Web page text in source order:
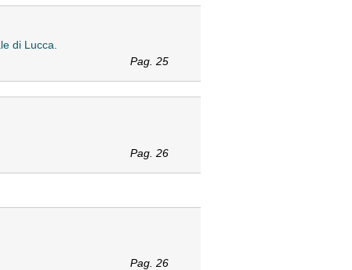
di Lucca.
Pag. 25
Pag. 26
Pag. 26